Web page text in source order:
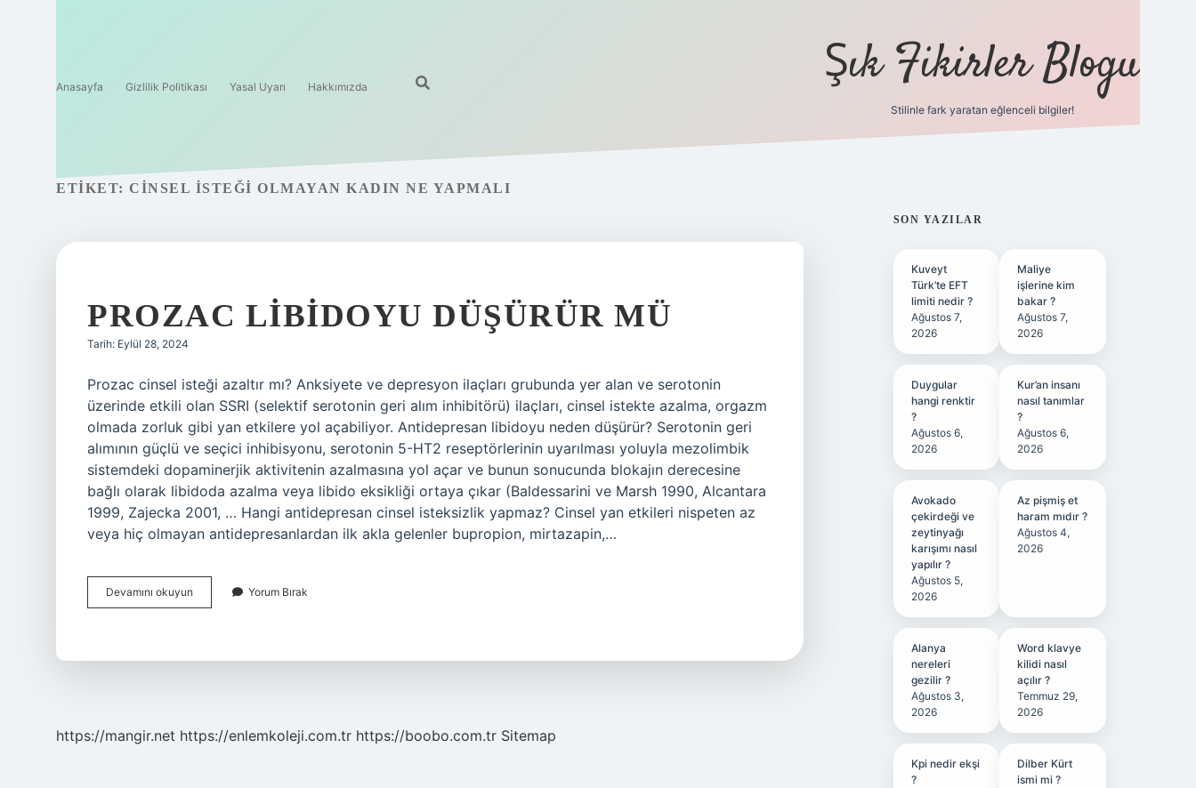
Anasayfa Gizlilik Politikası Yasal Uyarı Hakkımızda Şık Fikirler Blogu
Stilinle fark yaratan eğlenceli bilgiler!
ETIKET: CINSEL ISTEĞI OLMAYAN KADIN NE YAPMALI
PROZAC LIBIDOYU DÜŞÜRÜR MÜ
Tarih: Eylül 28, 2024
Prozac cinsel isteği azaltır mı? Anksiyete ve depresyon ilaçları grubunda yer alan ve serotonin
üzerinde etkili olan SSRI (selektif serotonin geri alım inhibitörü) ilaçları, cinsel istekte azalma, orgazm
olmada zorluk gibi yan etkilere yol açabiliyor. Antidepresan libidoyu neden düşürür? Serotonin geri
alımının güçlü ve seçici inhibisyonu, serotonin 5-HT2 reseptörlerinin uyarılması yoluyla mezolimbik
sistemdeki dopaminerjik aktivitenin azalmasına yol açar ve bunun sonucunda blokajın derecesine
bağlı olarak libidoda azalma veya libido eksikliği ortaya çıkar (Baldessarini ve Marsh 1990, Alcantara
1999, Zajecka 2001, … Hangi antidepresan cinsel isteksizlik yapmaz? Cinsel yan etkileri nispeten az
veya hiç olmayan antidepresanlardan ilk akla gelenler bupropion, mirtazapin,…
Devamını okuyun
Libidoyu
Yorum Bırak
https://mangir.net https://enlemkoleji.com.tr https://boobo.com.tr Sitemap
SIDEBAR
SON YAZILAR
Kuveyt
Türk’te EFT
limiti nedir ?
Ağustos 7,
2026
Maliye
işlerine kim
bakar ?
Ağustos 7,
2026
Duygular
hangi renktir
?
Ağustos 6,
2026
Kur’an insanı
nasıl tanımlar
?
Ağustos 6,
2026
Avokado
çekirdeği ve
zeytinyağı
karışımı nasıl
yapılır ?
Ağustos 5,
2026
Az pişmiş et
haram mıdır ?
Ağustos 4,
2026
Alanya
nereleri
gezilir ?
Ağustos 3,
2026
Word klavye
kilidi nasıl
açılır ?
Temmuz 29,
2026
Kpi nedir ekşi
?
Dilber Kürt
ismi mi ?